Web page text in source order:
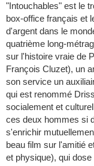
"Intouchables" est le
box-office français et
d'argent dans le
quatrième long-
sur l'histoire vraie de
François Cluzet), un
son service un
qui est renommé
socialement et
ces deux hommes si
s'enrichir
beau film sur l'amitié
et physique), qui